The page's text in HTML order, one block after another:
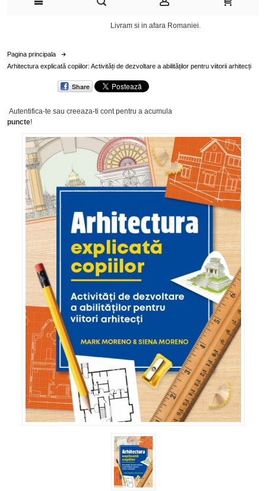
Livram si in afara Romaniei.
Pagina principala
Arhitectura explicată copiilor: Activități de dezvoltare a abilităților pentru viitorii arhitecți
Share
Autentifica-te sau creeaza-ti contpentru a acumula
puncte!